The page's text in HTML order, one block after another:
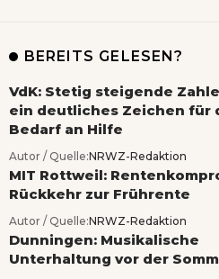
BEREITS GELESEN?
VdK: Stetig steigende
ein deutliches Zeichen für
Bedarf an Hilfe
Autor / Quelle:NRWZ-Redaktion
MIT Rottweil:
Rückkehr zur Frührente
Autor / Quelle:NRWZ-Redaktion
Dunningen: Musikalische
Unterhaltung vor der